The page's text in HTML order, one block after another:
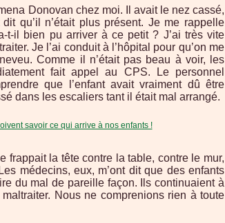
Donovan chez moi. Il avait le nez cassé,
qu’il n’était plus présent. Je me rappelle
t-il bien pu arriver à ce petit ? J’ai très vite
Je l’ai conduit à l’hôpital pour qu’on me
Comme il n’était pas beau à voir, les
fait appel au CPS. Le personnel
que l’enfant avait vraiment dû être
dans les escaliers tant il était mal arrangé.
frappait la tête contre la table, contre le mur,
médecins, eux, m’ont dit que des enfants
du mal de pareille façon. Ils continuaient à
Nous ne comprenions rien à toute